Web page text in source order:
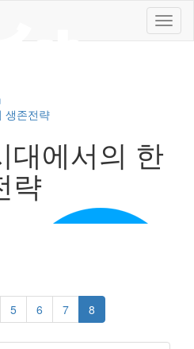
メ
ニ
생존전략
대에서의 한
략
5 6 7 8